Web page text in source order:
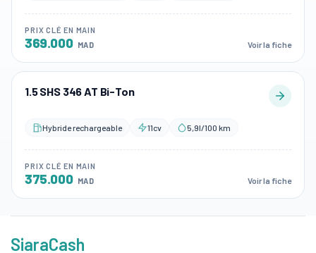
PRIX CLÉ EN MAIN
369.000 MAD Voir la fiche
1.5 SHS 346 AT Bi-Ton
Hybride rechargeable 11cv 5,9l/100 km
PRIX CLÉ EN MAIN
375.000 MAD Voir la fiche
SiaraCash